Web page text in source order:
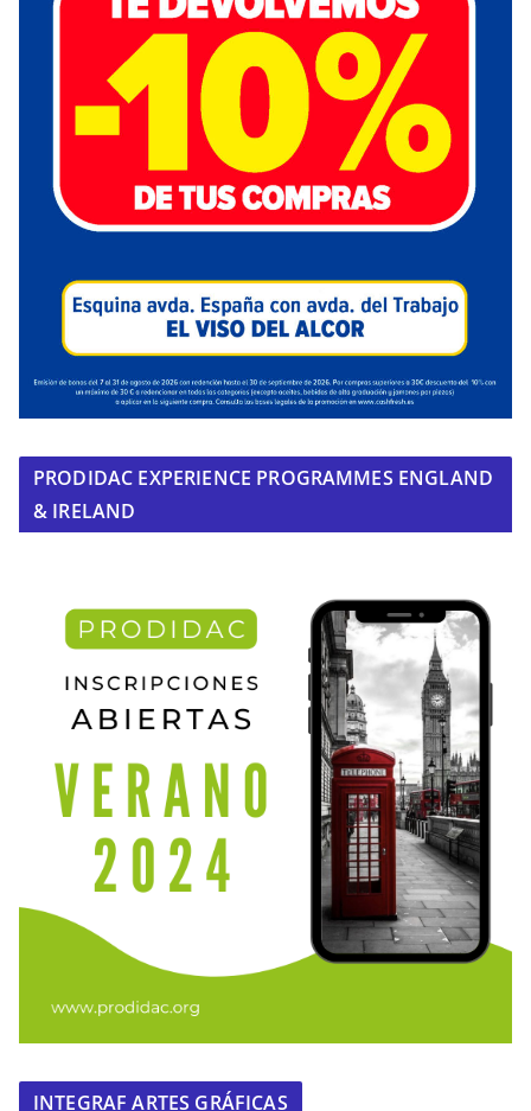
PRODIDAC EXPERIENCE PROGRAMMES ENGLAND
& IRELAND
INTEGRAF ARTES GRÁFICAS